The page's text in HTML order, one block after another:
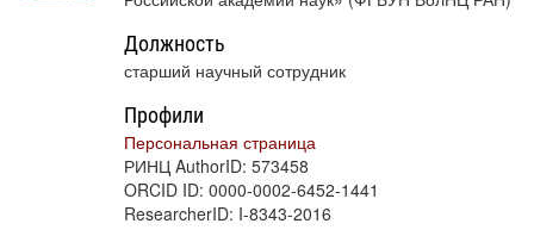
Должность
старший научный сотрудник
Профили
Персональная страница
РИНЦ AuthorID: 573458
ORCID ID: 0000-0002-6452-1441
ResearcherID: I-8343-2016